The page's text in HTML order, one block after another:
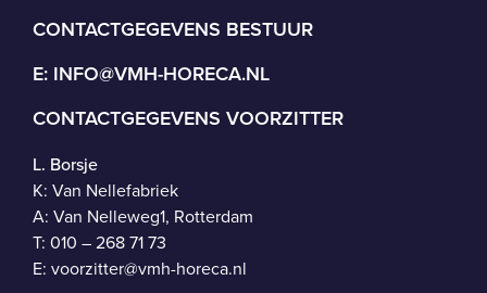
CONTACTGEGEVENS BESTUUR
E: INFO@VMH-HORECA.NL
CONTACTGEGEVENS VOORZITTER
L. Borsje
K: Van Nellefabriek
A: Van Nelleweg1, Rotterdam
T: 010 – 268 71 73
E: voorzitter@vmh-horeca.nl